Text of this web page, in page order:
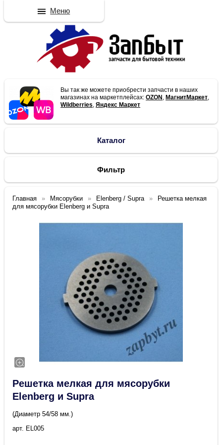
Вы так же можете приобрести запчасти в наших
магазинах на маркетплейсах:OZON , МагнитМаркет,
Wildberries,Яндекс Маркет
Каталог
Фильтр
Главная Мясорубки Elenberg / Supra
Решетка мелкая
для мясорубки Elenberg и Supra
Решетка мелкая для мясорубки
Elenberg и Supra
(Диаметр 54/58 мм.)
арт. EL005
Меню